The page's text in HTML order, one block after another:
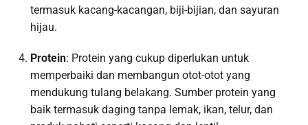
termasuk kacang-kacangan, biji-bijian, dan sayuran
hijau.
Protein: Protein yang cukup diperlukan untuk
memperbaiki dan membangun otot-otot yang
mendukung tulang belakang. Sumber protein yang
baik termasuk daging tanpa lemak, ikan, telur, dan